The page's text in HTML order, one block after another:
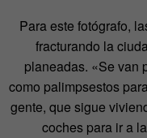
Para este fotógrafo,
fracturando la
planeadas. «Se van
como palimpsestos
gente, que sigue
coches para ir a